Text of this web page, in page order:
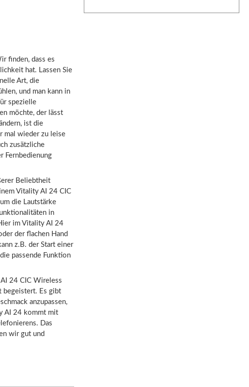
finden, dass es
hat. Lassen Sie
Art, die
und man kann in
spezielle
möchte, der lässt
ist die
mal wieder zu leise
zusätzliche
Fernbedienung
Beliebtheit
Vitality AI 24 CIC
die Lautstärke
in
im Vitality AI 24
der flachen Hand
z.B. der Start einer
passende Funktion
24 CIC Wireless
begeistert. Es gibt
anzupassen,
AI 24 kommt mit
Das
wir gut und